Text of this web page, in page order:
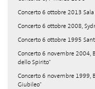
Concerto 6 ottobre 2013
Concerto 6 ottobre 2008,
Concerto 6 ottobre 1995
Concerto 6 novembre 2004,
dello Spirito"
Concerto 6 novembre 1999,
Giubileo"